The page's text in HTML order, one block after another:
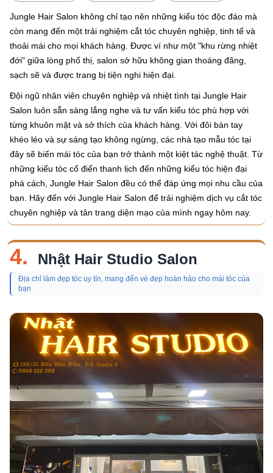
Jungle Hair Salon không chỉ tạo nên những kiểu tóc độc đáo mà
còn mang đến một trải nghiệm cắt tóc chuyên nghiệp, tinh tế và
thoải mái cho mọi khách hàng. Được ví như một "khu rừng nhiệt
đới" giữa lòng phố thị, salon sở hữu không gian thoáng đãng,
sạch sẽ và được trang bị tiện nghi hiện đại.
Đội ngũ nhân viên chuyên nghiệp và nhiệt tình tại Jungle Hair
Salon luôn sẵn sàng lắng nghe và tư vấn kiểu tóc phù hợp với
từng khuôn mặt và sở thích của khách hàng. Với đôi bàn tay
khéo léo và sự sáng tạo không ngừng, các nhà tạo mẫu tóc tại
đây sẽ biến mái tóc của bạn trở thành một kiệt tác nghệ thuật. Từ
những kiểu tóc cổ điển thanh lịch đến những kiểu tóc hiện đại
phá cách, Jungle Hair Salon đều có thể đáp ứng mọi nhu cầu của
bạn. Hãy đến với Jungle Hair Salon để trải nghiệm dịch vụ cắt tóc
chuyên nghiệp và tân trang diện mạo của mình ngay hôm nay.
4. Nhật Hair Studio Salon
Địa chỉ làm đẹp tóc uy tín, mang đến vẻ đẹp hoàn hảo cho mái tóc của
bạn